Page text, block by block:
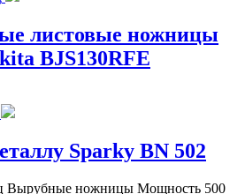
листовые ножницы
BJS130RFE
Sparky BN 502
Вырубные ножницы Мощность 500